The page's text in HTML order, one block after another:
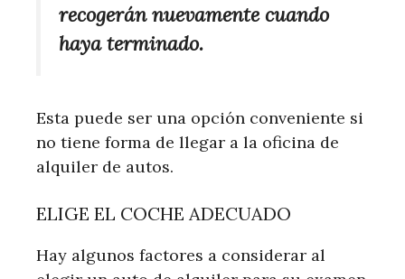
recogerán nuevamente cuando
haya terminado.
Esta puede ser una opción conveniente si
no tiene forma de llegar a la oficina de
alquiler de autos.
ELIGE EL COCHE ADECUADO
Hay algunos factores a considerar al